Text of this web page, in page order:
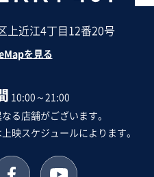
上近江4丁目12番20号
を見る
10:00～21:00
る店舗がございます。
映スケジュールによります。